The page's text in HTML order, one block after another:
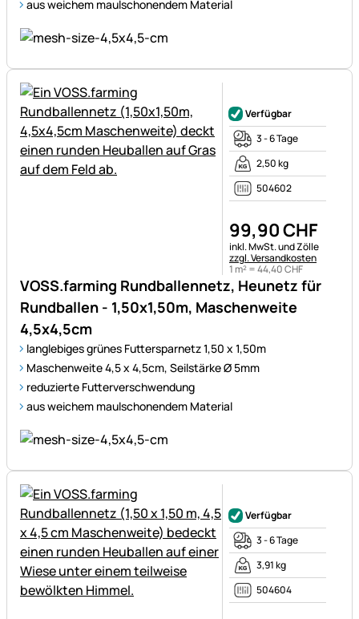
aus weichem maulschonendem Material
VOSS.farming Rundballennetz, Heunetz für
Rundballen - 1,50x1,50m, Maschenweite
4,5x4,5cm
langlebiges grünes Futtersparnetz 1,50 x 1,50m
Maschenweite 4,5 x 4,5cm, Seilstärke Ø 5mm
reduzierte Futterverschwendung
aus weichem maulschonendem Material
Verfügbar
3 - 6 Tage
2,50 kg
504602
99,90CHF
Steuerhinweis:
inkl. MwSt. und Zölle
zzgl. Versandkosten
1 m² =44,40CHF
Verfügbar
3 - 6 Tage
3,91 kg
504604